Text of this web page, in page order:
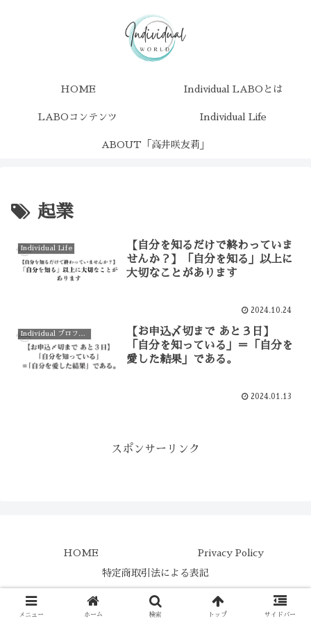
HOME Individual LABOとは
LABOコンテンツ Individual Life
ABOUT「高井咲友莉」
起業
Individual Life
【自分を知るだけで終わっていま
せんか？】「自分を知る」以上に
大切なことがあります
2024.10.24
Individual プロファイリング／深層心理分析(DPA)
【お申込〆切まで あと３日】
「自分を知っている」＝「自分を
愛した結果」である。
2024.01.13
スポンサーリンク
HOME Privacy Policy
特定商取引法による表記
Copyright © 2023 Individual LABO All Rights Reserved.
メニュー ホーム 検索 トップ サイドバー